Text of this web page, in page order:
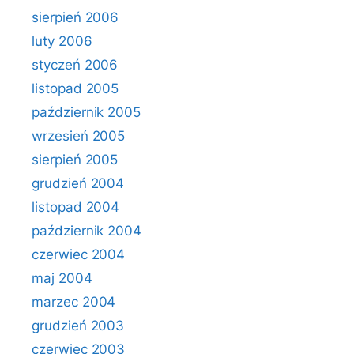
sierpień 2006
luty 2006
styczeń 2006
listopad 2005
październik 2005
wrzesień 2005
sierpień 2005
grudzień 2004
listopad 2004
październik 2004
czerwiec 2004
maj 2004
marzec 2004
grudzień 2003
czerwiec 2003